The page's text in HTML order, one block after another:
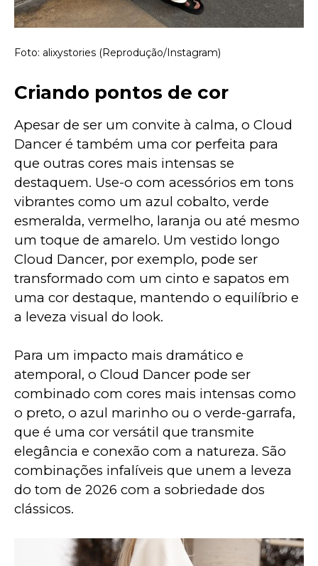
Foto: alixystories (Reprodução/Instagram)
Criando pontos de cor
Apesar de ser um convite à calma, o Cloud
Dancer é também uma cor perfeita para
que outras cores mais intensas se
destaquem. Use-o com acessórios em tons
vibrantes como um azul cobalto, verde
esmeralda, vermelho, laranja ou até mesmo
um toque de amarelo. Um vestido longo
Cloud Dancer, por exemplo, pode ser
transformado com um cinto e sapatos em
uma cor destaque, mantendo o equilíbrio e
a leveza visual do look.
Para um impacto mais dramático e
atemporal, o Cloud Dancer pode ser
combinado com cores mais intensas como
o preto, o azul marinho ou o verde-garrafa,
que é uma cor versátil que transmite
elegância e conexão com a natureza. São
combinações infalíveis que unem a leveza
do tom de 2026 com a sobriedade dos
clássicos.